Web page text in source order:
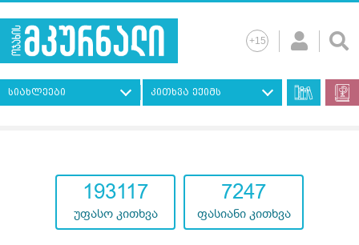
სიახლეები კითხვა ექიმს
193117
უფასო კითხვა
7247
ფასიანი კითხვა